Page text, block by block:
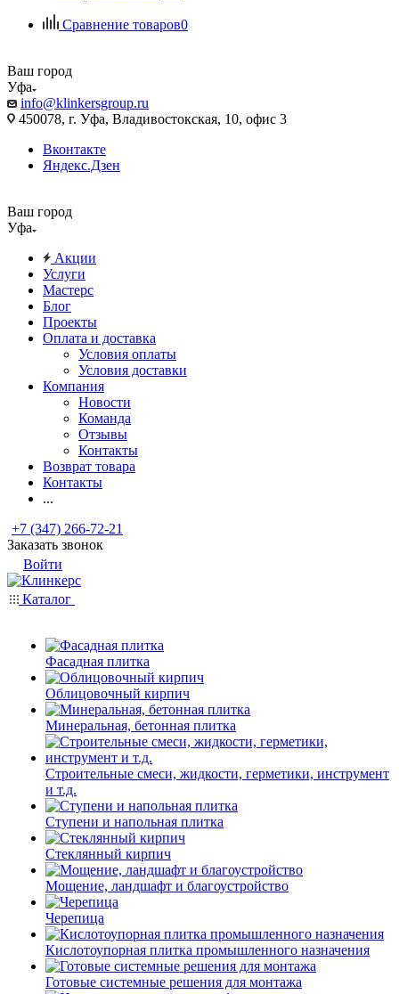
Сравнение товаров0
Ваш город
Уфа
info@klinkersgroup.ru
450078, г. Уфа, Владивостокская, 10, офис 3
Вконтакте
Яндекс.Дзен
Ваш город
Уфа
Акции
Услуги
Мастерс
Блог
Проекты
Оплата и доставка
Условия оплаты
Условия доставки
Компания
Новости
Команда
Отзывы
Контакты
Возврат товара
Контакты
...
+7 (347) 266-72-21
Заказать звонок
Войти
Каталог
Фасадная плитка
Облицовочный кирпич
Минеральная, бетонная плитка
Строительные смеси, жидкости, герметики, инструмент
и т.д.
Ступени и напольная плитка
Cтеклянный кирпич
Мощение, ландшафт и благоустройство
Черепица
Кислотоупорная плитка промышленного назначения
Готовые системные решения для монтажа